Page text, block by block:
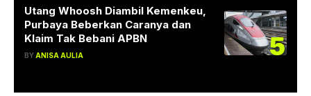
Utang Whoosh Diambil Kemenkeu,
Purbaya Beberkan Caranya dan
Klaim Tak Bebani APBN
BYANISA AULIA 5